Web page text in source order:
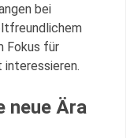
bei
Fokus für
interessieren.
neue Ära